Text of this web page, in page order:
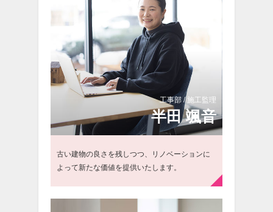
工事部 / 施工監理
半田 颯音
古い建物の良さを残しつつ、リノベーションに
よって新たな価値を提供いたします。